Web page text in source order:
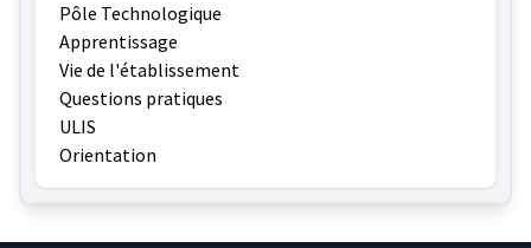
Pôle Technologique
Apprentissage
Vie de l'établissement
Questions pratiques
ULIS
Orientation